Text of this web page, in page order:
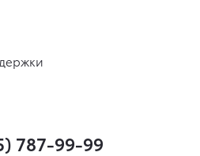
787-99-99